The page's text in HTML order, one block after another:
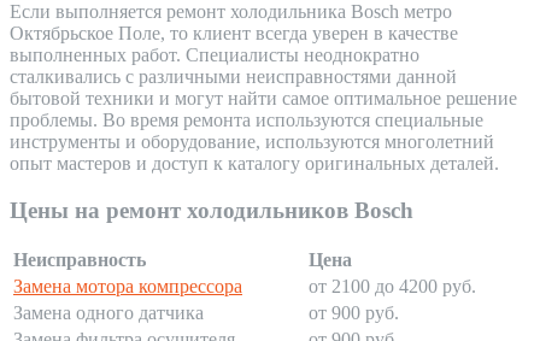
Если выполняется ремонт холодильника Bosch метро
Октябрьское Поле, то клиент всегда уверен в качестве
выполненных работ. Специалисты неоднократно
сталкивались с различными неисправностями данной
бытовой техники и могут найти самое оптимальное решение
проблемы. Во время ремонта используются специальные
инструменты и оборудование, используются многолетний
опыт мастеров и доступ к каталогу оригинальных деталей.
Цены на ремонт холодильников Bosch
Неисправность
Цена
Замена мотора компрессора
от 2100 до 4200 руб.
Замена одного датчика
от 900 руб.